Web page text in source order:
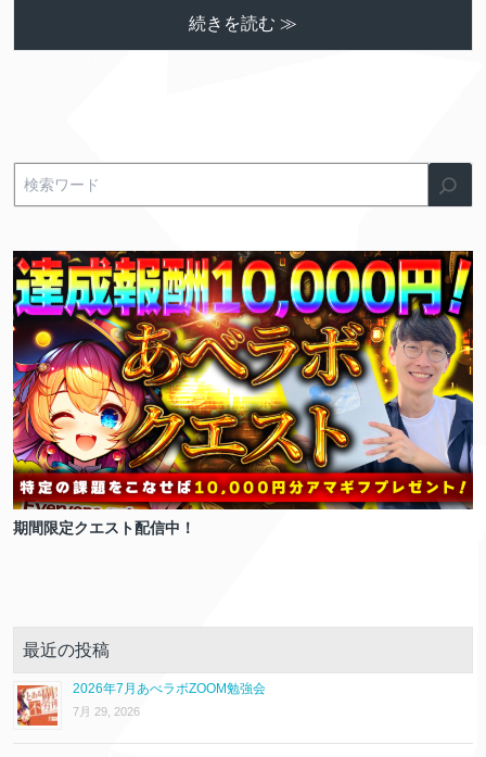
続きを読む ≫
期間限定クエスト配信中！
最近の投稿
2026年7月あべラボZOOM勉強会
7月 29, 2026